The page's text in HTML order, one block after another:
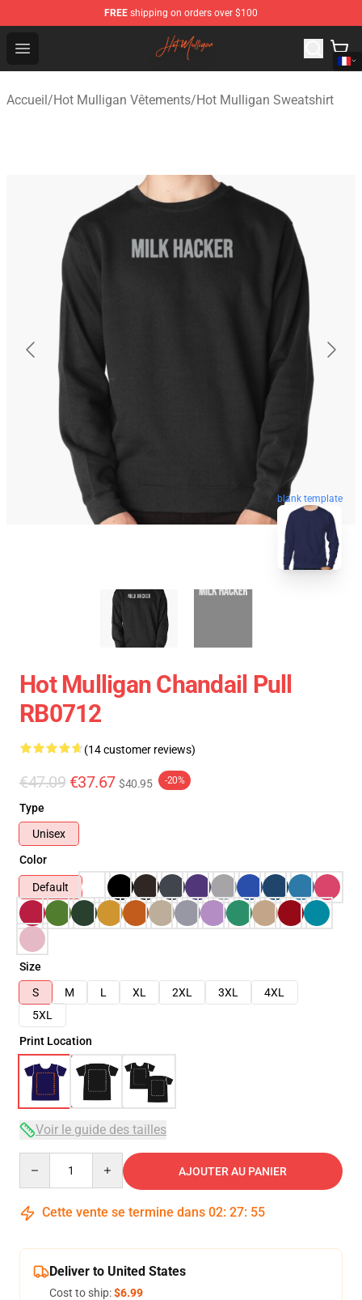
FREE shipping on orders over $100
Open menu
Hot Mulligan Shop - Official Hot Mulligan Merchandise
Accueil/Hot Mulligan Vêtements/Hot Mulligan Sweatshirt
blank template
Hot Mulligan Chandail Pull
RB0712
(14 customer reviews)
€47.09 €37.67 $40.95 -20%
Type
Unisex
Color
Default
Size
S
M L XL 2XL 3XL
4XL
5XL
Print Location
Voir le guide des tailles
AJOUTER AU PANIER
Cette vente se termine dans 02: 27: 54
Deliver to United States
Cost to ship:$6.99